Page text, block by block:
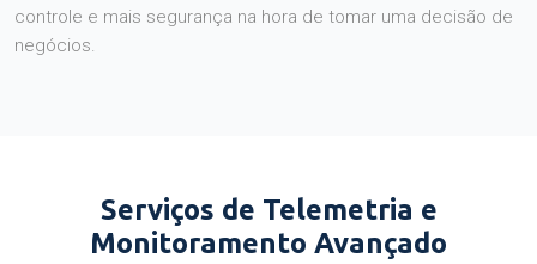
controle e mais segurança na hora de tomar uma decisão de
negócios.
Serviços de Telemetria e
Monitoramento Avançado